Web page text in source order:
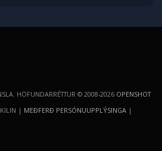
HÖFUNDARRÉTTUR © 2008-2026 OPENSHOT
| MEÐFERÐ PERSÓNUUPPLÝSINGA |